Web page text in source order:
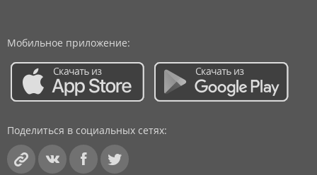
Мобильное приложение:
Поделиться в социальных сетях: